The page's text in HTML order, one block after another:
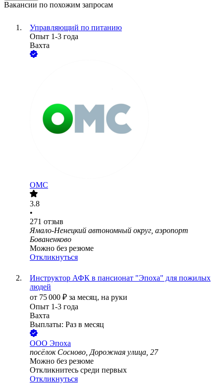
Вакансии по похожим запросам
Управляющий по питанию
Опыт 1-3 года
Вахта
ОМС
3.8
•
271 отзыв
Ямало-Ненецкий автономный округ, аэропорт
Бованенково
Можно без резюме
Откликнуться
Инструктор АФК в пансионат "Эпоха" для пожилых
людей
от 75 000 ₽ за месяц, на руки
Опыт 1-3 года
Вахта
Выплаты: Раз в месяц
ООО Эпоха
посёлок Сосново, Дорожная улица, 27
Можно без резюме
Откликнитесь среди первых
Откликнуться